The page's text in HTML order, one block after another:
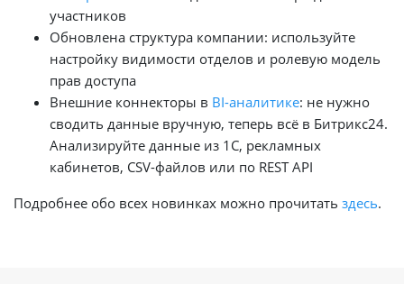
участников
Обновлена структура компании: используйте
настройку видимости отделов и ролевую модель
прав доступа
Внешние коннекторы в BI-аналитике: не нужно
сводить данные вручную, теперь всё в Битрикс24.
Анализируйте данные из 1C, рекламных
кабинетов, CSV-файлов или по REST API
Подробнее обо всех новинках можно прочитать здесь.